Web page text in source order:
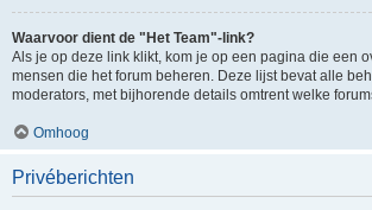
Waarvoor dient de "Het Team"-link?
Als je op deze link klikt, kom je op een pagina die een
mensen die het forum beheren. Deze lijst bevat alle
moderators, met bijhorende details omtrent welke
Omhoog
Privéberichten